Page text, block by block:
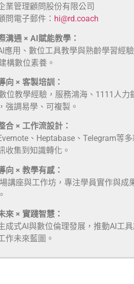
業管理顧問股份有限公司
問電子郵件： hi@rd.coach
溝通 × AI賦能教學：
應用、數位工具教學與熟齡學習經
構數位素養。
向 × 客製培訓：
位教學經驗，服務鴻海、1111人
強調易學、可複製。
合 × 工作流設計：
、Heptabase、Telegram等
收集到知識轉化。
向 × 教學有感：
講座與工作坊，專注學員實作與成
來 × 實踐智慧：
成式AI與數位倫理發展，推動AI工
作未來藍圖。